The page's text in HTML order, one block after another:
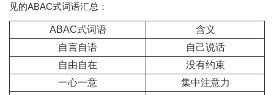
见的ABAC式词语汇总：
ABAC式词语
含义
自言自语
自己说话
自由自在
没有约束
一心一意
集中注意力